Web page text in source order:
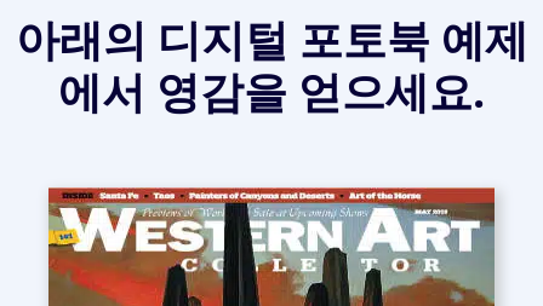
아래의 디지털 포토북 예제
에서 영감을 얻으세요.